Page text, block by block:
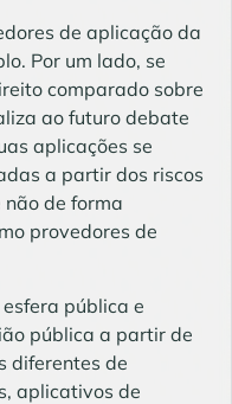
de aplicação da
Por um lado, se
comparado sobre
ao futuro debate
aplicações se
a partir dos riscos
não de forma
provedores de
pública e
pública a partir de
diferentes de
aplicativos de